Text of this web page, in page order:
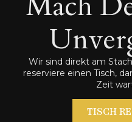
Wir sind direkt am
reserviere einen Tisch,
Zeit
TISCH